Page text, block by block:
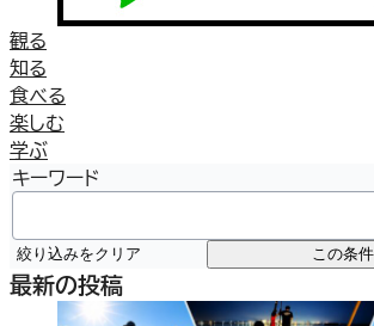
観る
知る
食べる
楽しむ
学ぶ
キーワード
絞り込みをクリア この条
最新の投稿